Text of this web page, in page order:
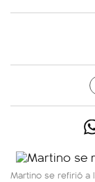
Martino se refirió a